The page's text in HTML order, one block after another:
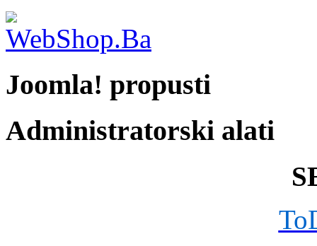
Joomla! propusti
Administratorski alati